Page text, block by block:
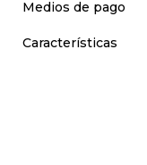
Medios de pago
Características